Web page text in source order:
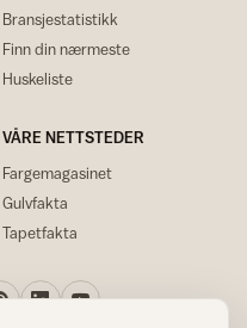
Bransjestatistikk
Finn din nærmeste
Huskeliste
VÅRE NETTSTEDER
Fargemagasinet
Gulvfakta
Tapetfakta